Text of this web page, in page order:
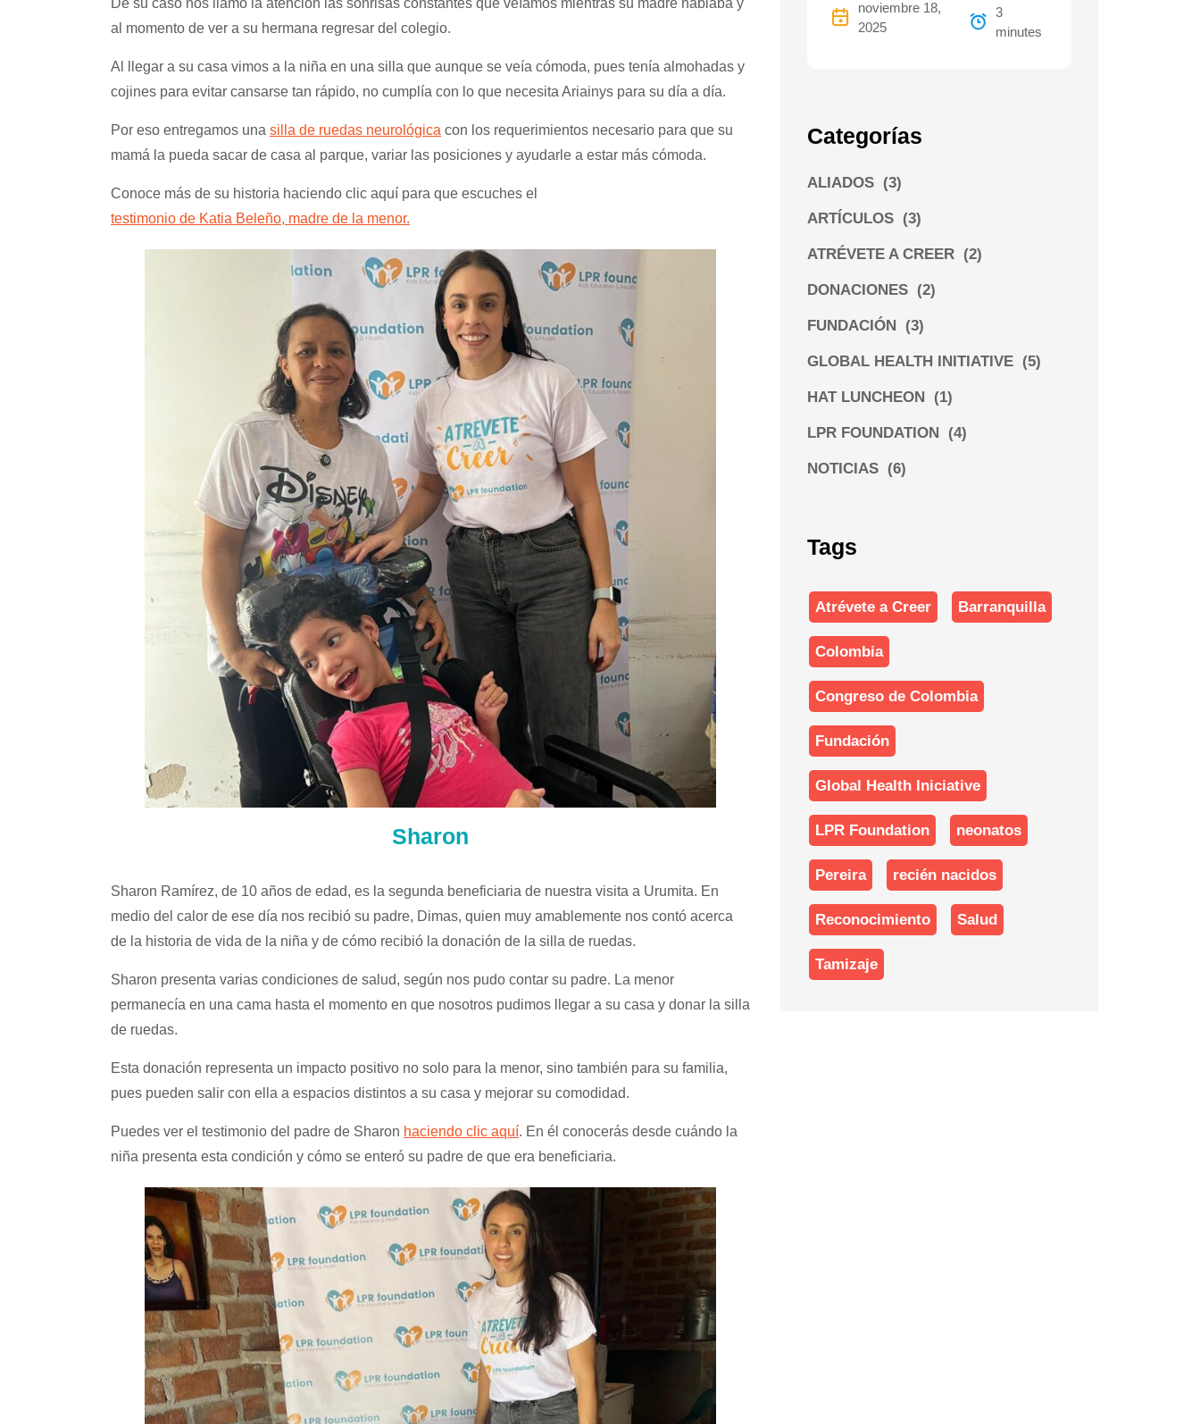
De su caso nos llamó la atención las sonrisas constantes que veíamos mientras su madre hablaba y
al momento de ver a su hermana regresar del colegio.
Al llegar a su casa vimos a la niña en una silla que aunque se veía cómoda, pues tenía almohadas y
cojines para evitar cansarse tan rápido, no cumplía con lo que necesita Ariainys para su día a día.
Por eso entregamos una silla de ruedas neurológica con los requerimientos necesario para que su
mamá la pueda sacar de casa al parque, variar las posiciones y ayudarle a estar más cómoda.
Conoce más de su historia haciendo clic aquí para que escuches el
testimonio de Katia Beleño, madre de la menor.
Sharon
Sharon Ramírez, de 10 años de edad, es la segunda beneficiaria de nuestra visita a Urumita. En
medio del calor de ese día nos recibió su padre, Dimas, quien muy amablemente nos contó acerca
de la historia de vida de la niña y de cómo recibió la donación de la silla de ruedas.
Sharon presenta varias condiciones de salud, según nos pudo contar su padre. La menor
permanecía en una cama hasta el momento en que nosotros pudimos llegar a su casa y donar la silla
de ruedas.
Esta donación representa un impacto positivo no solo para la menor, sino también para su familia,
pues pueden salir con ella a espacios distintos a su casa y mejorar su comodidad.
Puedes ver el testimonio del padre de Sharon haciendo clic aquí. En él conocerás desde cuándo la
niña presenta esta condición y cómo se enteró su padre de que era beneficiaria.
noviembre 18,
2025
3
minutes
Categorías
ALIADOS (3)
ARTÍCULOS (3)
ATRÉVETE A CREER (2)
DONACIONES (2)
FUNDACIÓN (3)
GLOBAL HEALTH INITIATIVE (5)
HAT LUNCHEON (1)
LPR FOUNDATION (4)
NOTICIAS (6)
Tags
Atrévete a Creer Barranquilla
Colombia
Congreso de Colombia
Fundación
Global Health Iniciative
LPR Foundation neonatos
Pereira recién nacidos
Reconocimiento Salud
Tamizaje